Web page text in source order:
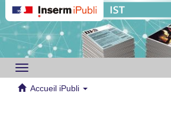
Toggle
navigation
Accueil iPubli